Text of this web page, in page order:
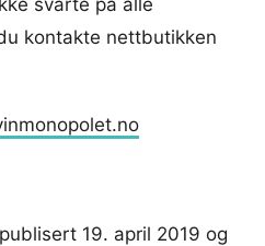
kontakte nettbutikken
19. april 2019 og